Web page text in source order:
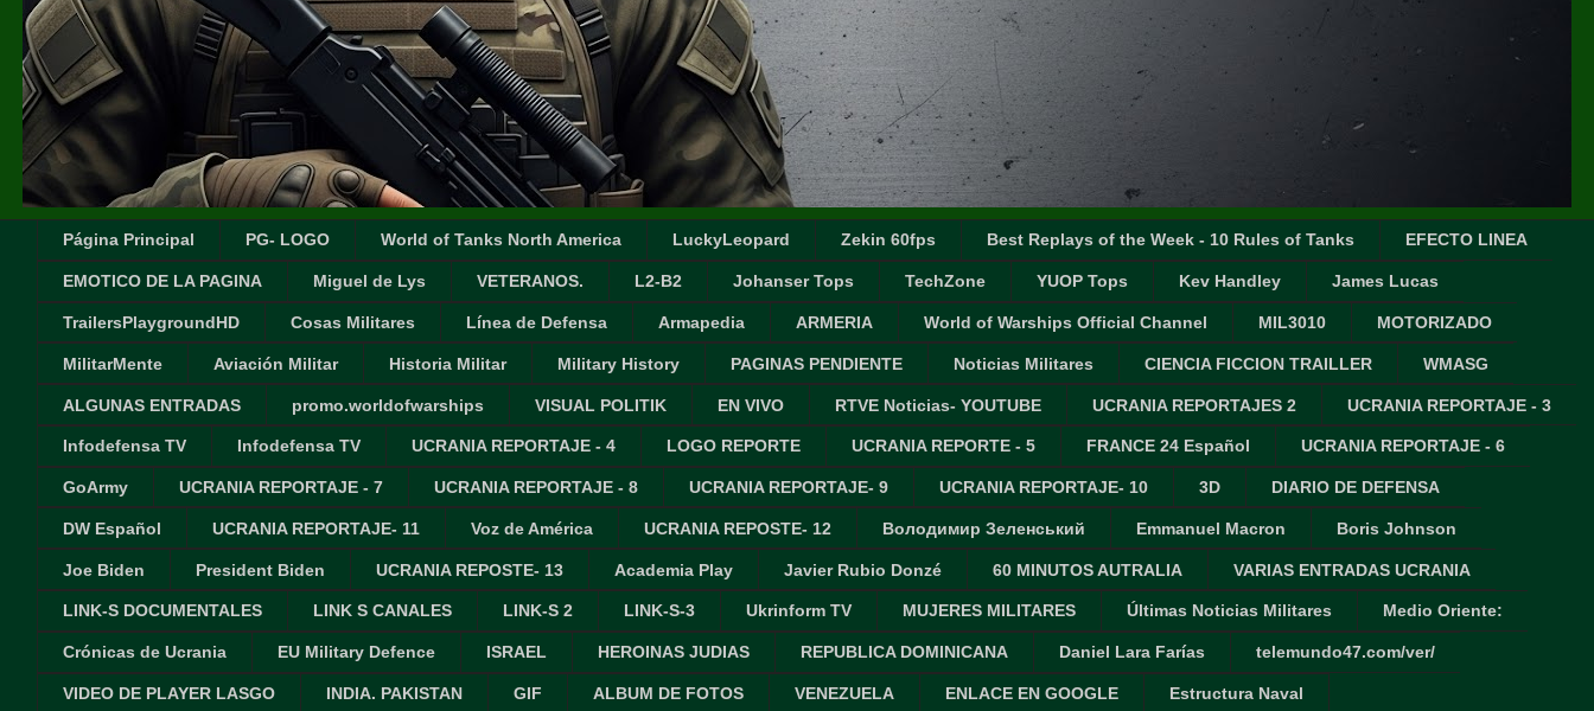
Página Principal PG- LOGO World of Tanks North America LuckyLeopard Zekin 60fps Best Replays of the Week - 10 Rules of Tanks EFECTO LINEA
EMOTICO DE LA PAGINA Miguel de Lys VETERANOS. L2-B2 Johanser Tops TechZone YUOP Tops Kev Handley James Lucas
TrailersPlaygroundHD Cosas Militares Línea de Defensa Armapedia ARMERIA World of Warships Official Channel MIL3010 MOTORIZADO
MilitarMente Aviación Militar Historia Militar Military History PAGINAS PENDIENTE Noticias Militares CIENCIA FICCION TRAILLER WMASG
ALGUNAS ENTRADAS promo.worldofwarships VISUAL POLITIK EN VIVO RTVE Noticias- YOUTUBE UCRANIA REPORTAJES 2 UCRANIA REPORTAJE - 3
Infodefensa TV Infodefensa TV UCRANIA REPORTAJE - 4 LOGO REPORTE UCRANIA REPORTE - 5 FRANCE 24 Español UCRANIA REPORTAJE - 6
GoArmy UCRANIA REPORTAJE - 7 UCRANIA REPORTAJE - 8 UCRANIA REPORTAJE- 9 UCRANIA REPORTAJE- 10 3D DIARIO DE DEFENSA
DW Español UCRANIA REPORTAJE- 11 Voz de América UCRANIA REPOSTE- 12 Володимир Зеленський Emmanuel Macron Boris Johnson
Joe Biden President Biden UCRANIA REPOSTE- 13 Academia Play Javier Rubio Donzé 60 MINUTOS AUTRALIA VARIAS ENTRADAS UCRANIA
LINK-S DOCUMENTALES LINK S CANALES LINK-S 2 LINK-S-3 Ukrinform TV MUJERES MILITARES Últimas Noticias Militares Medio Oriente:
Crónicas de Ucrania EU Military Defence ISRAEL HEROINAS JUDIAS REPUBLICA DOMINICANA Daniel Lara Farías telemundo47.com/ver/
VIDEO DE PLAYER LASGO INDIA. PAKISTAN GIF ALBUM DE FOTOS VENEZUELA ENLACE EN GOOGLE Estructura Naval